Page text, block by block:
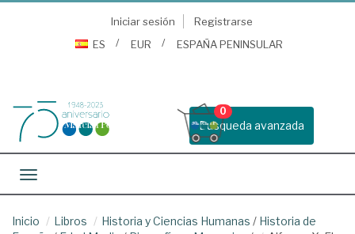
Iniciar sesión
Registrarse
ES
EUR ESPAÑA PENINSULAR
Busqueda avanzada
0
Toggle navigation
Inicio Libros Historia y Ciencias Humanas / Historia de